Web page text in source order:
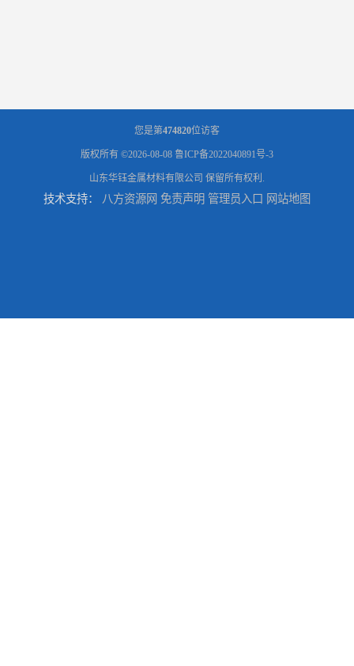
您是第474820位访客
版权所有 ©2026-08-08 鲁ICP备2022040891号-3
山东华钰金属材料有限公司 保留所有权利.
技术支持： 八方资源网 免责声明 管理员入口 网站地图